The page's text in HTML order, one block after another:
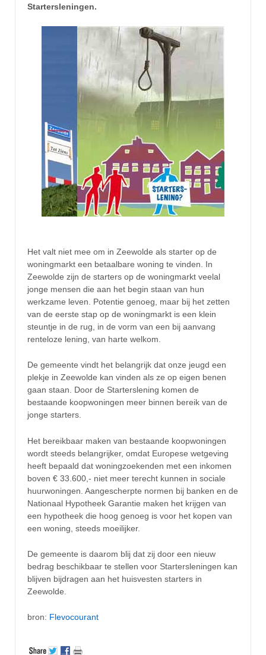
Startersleningen.
Het valt niet mee om in Zeewolde als starter op de
woningmarkt een betaalbare woning te vinden. In
Zeewolde zijn de starters op de woningmarkt veelal
jonge mensen die aan het begin staan van hun
werkzame leven. Potentie genoeg, maar bij het zetten
van de eerste stap op de woningmarkt is een klein
steuntje in de rug, in de vorm van een bij aanvang
renteloze lening, van harte welkom.
De gemeente vindt het belangrijk dat onze jeugd een
plekje in Zeewolde kan vinden als ze op eigen benen
gaan staan. Door de Starterslening komen de
bestaande koopwoningen meer binnen bereik van de
jonge starters.
Het bereikbaar maken van bestaande koopwoningen
wordt steeds belangrijker, omdat Europese wetgeving
heeft bepaald dat woningzoekenden met een inkomen
boven € 33.600,- niet meer terecht kunnen in sociale
huurwoningen. Aangescherpte normen bij banken en de
Nationaal Hypotheek Garantie maken het krijgen van
een hypotheek die hoog genoeg is voor het kopen van
een woning, steeds moeilijker.
De gemeente is daarom blij dat zij door een nieuw
bedrag beschikbaar te stellen voor Startersleningen kan
blijven bijdragen aan het huisvesten starters in
Zeewolde.
bron: Flevocourant